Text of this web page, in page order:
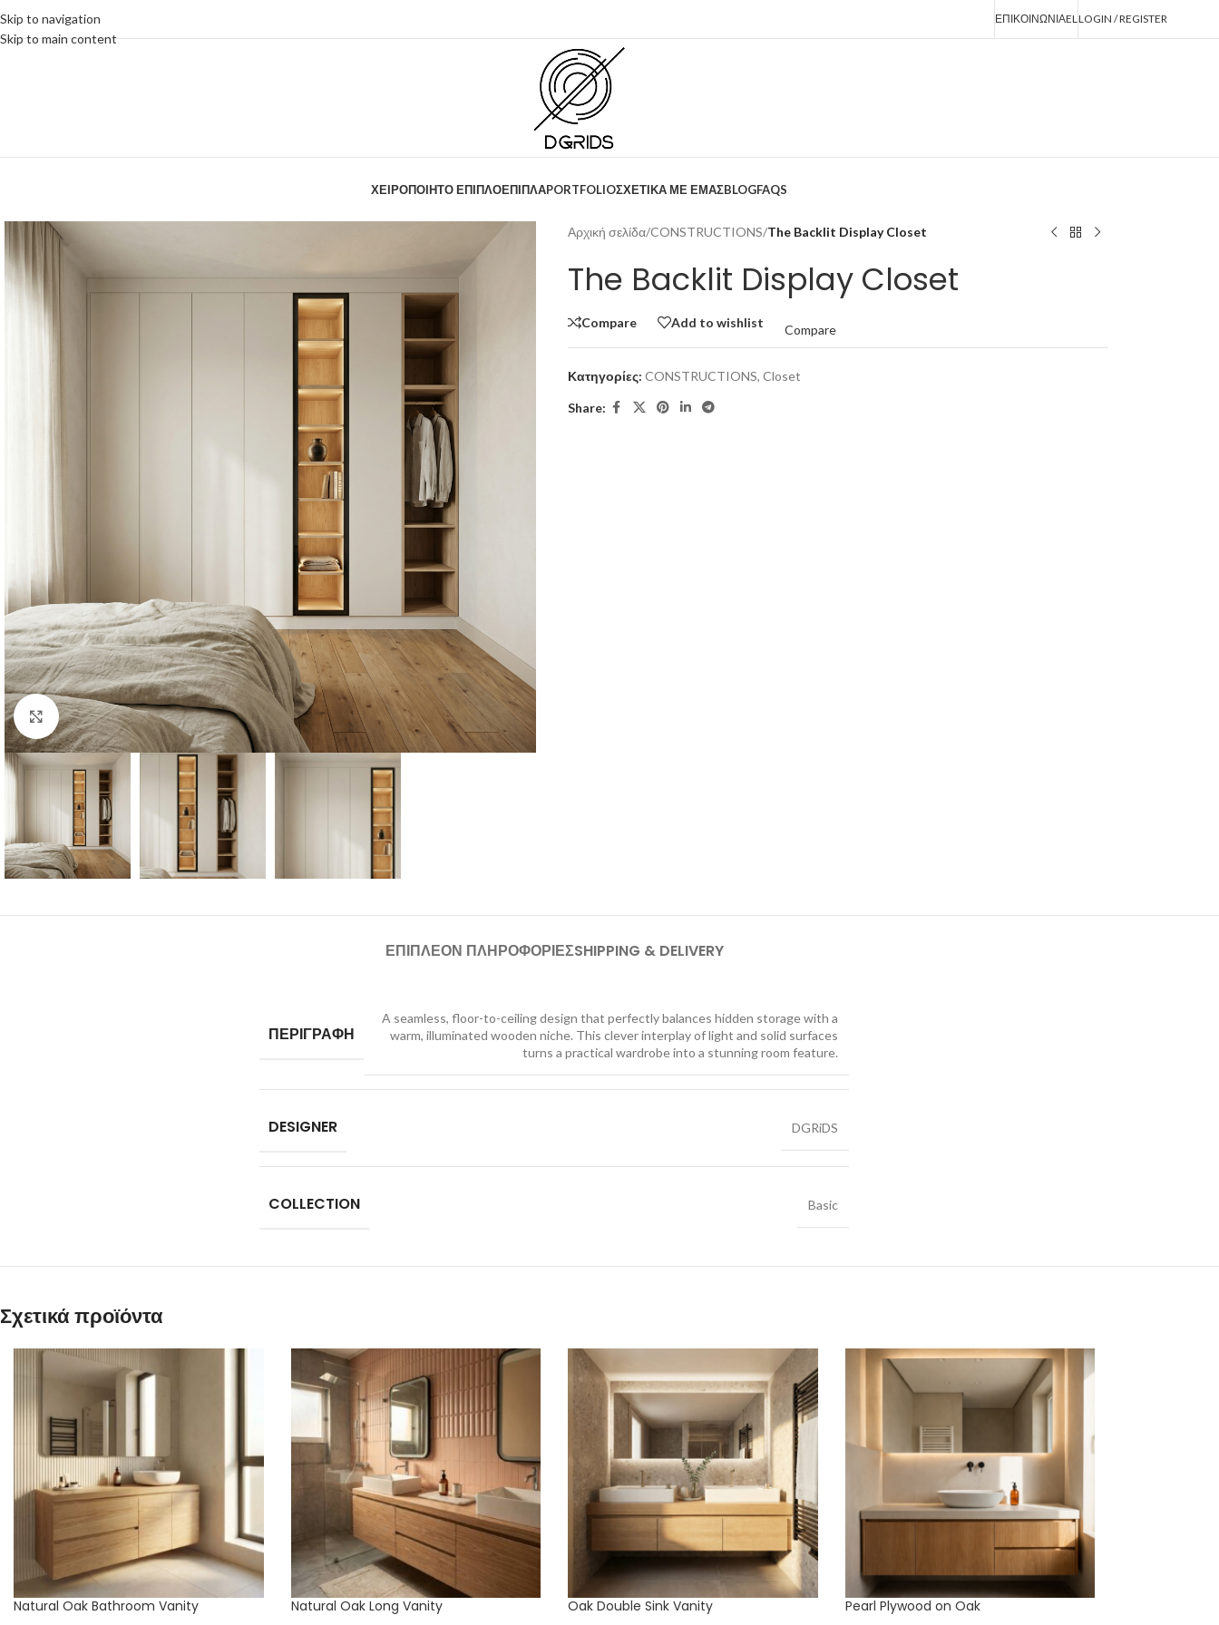
Skip to navigation
Skip to main content
ΕΠΙΚΟΙΝΩΝΙΑELLOGIN / REGISTER
ΧΕΙΡΟΠΟΙΗΤΟ ΕΠΙΠΛΟΕΠΙΠΛΑPORTFOLIOΣΧΕΤΙΚΑ ΜΕ ΕΜΑΣBLOGFAQS
Click to enlarge
Αρχική σελίδα/CONSTRUCTIONS/The Backlit Display Closet
The Backlit Display Closet
Compare Add to wishlist
Compare
Κατηγορίες: CONSTRUCTIONS, Closet
Share:
ΕΠΙΠΛΕΟΝ ΠΛΗΡΟΦΟΡΙΕΣSHIPPING & DELIVERY
ΠΕΡΙΓΡΑΦΗ
A seamless, floor-to-ceiling design that perfectly balances hidden storage with a
warm, illuminated wooden niche. This clever interplay of light and solid surfaces
turns a practical wardrobe into a stunning room feature.
DESIGNER DGRiDS
COLLECTION Basic
Σχετικά προϊόντα
Natural Oak Bathroom Vanity Natural Oak Long Vanity Oak Double Sink Vanity Pearl Plywood on Oak